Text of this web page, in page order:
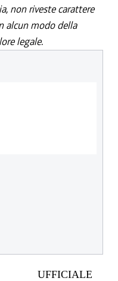
non riveste carattere
alcun modo della
legale.
UFFICIALE